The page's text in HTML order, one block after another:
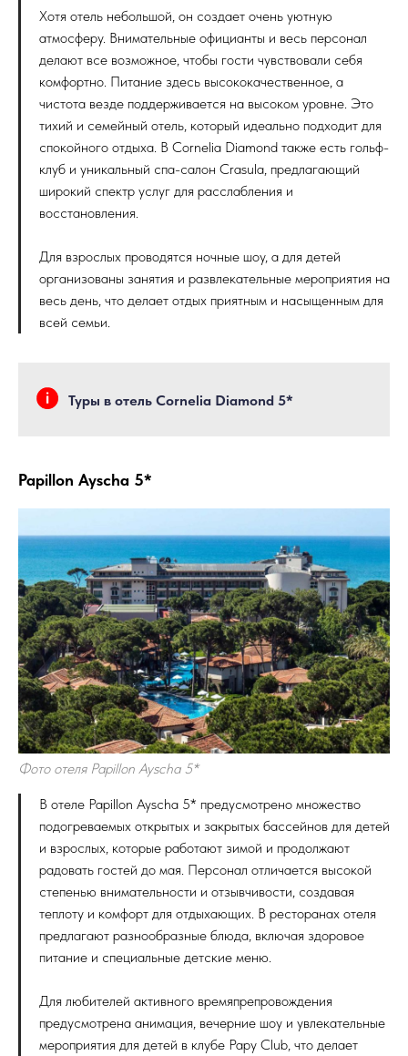
Хотя отель небольшой, он создает очень уютную
атмосферу. Внимательные официанты и весь персонал
делают все возможное, чтобы гости чувствовали себя
комфортно. Питание здесь высококачественное, а
чистота везде поддерживается на высоком уровне. Это
тихий и семейный отель, который идеально подходит для
спокойного отдыха. В Cornelia Diamond также есть гольф-
клуб и уникальный спа-салон Crasula, предлагающий
широкий спектр услуг для расслабления и
восстановления.
Для взрослых проводятся ночные шоу, а для детей
организованы занятия и развлекательные мероприятия на
весь день, что делает отдых приятным и насыщенным для
всей семьи.
Туры в отель Cornelia Diamond 5*
Papillon Ayscha 5*
Фото отеля Papillon Ayscha 5*
В отеле Papillon Ayscha 5* предусмотрено множество
подогреваемых открытых и закрытых бассейнов для детей
и взрослых, которые работают зимой и продолжают
радовать гостей до мая. Персонал отличается высокой
степенью внимательности и отзывчивости, создавая
теплоту и комфорт для отдыхающих. В ресторанах отеля
предлагают разнообразные блюда, включая здоровое
питание и специальные детские меню.
Для любителей активного времяпрепровождения
предусмотрена анимация, вечерние шоу и увлекательные
мероприятия для детей в клубе Papy Club, что делает